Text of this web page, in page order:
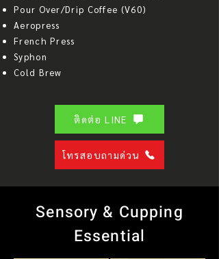
Pour Over/Drip Coffee (V60)
Aeropress
French Press
Syphon
Cold Brew
ติดต่อ LINE
โทรสอบถามด่วน
Sensory & Cupping
Essential